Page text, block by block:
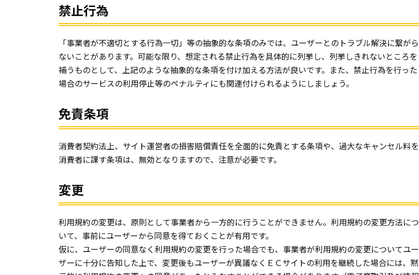
禁止行為
「事業者が不適切とする行為一切」等の抽象的な条項のみでは、ユーザーとのトラブル解決に繋がら
ないことがあります。可能な限り、想定される禁止行為を具体的に列挙し、列挙しきれないところを
補うものとして、上記のような抽象的な条項を付け加える方法が良いです。また、禁止行為を行った
場合のサービスの利用停止等のペナルティにも関連付けられるようにしましょう。
免責条項
消費者契約法上、サイト運営者の損害賠償責任を全面的に免責とする条項や、過大なキャンセル料を
消費者に課す条項は、無効となりますので、注意が必要です。
変更
利用規約の変更は、原則として事業者から一方的に行うことができません。利用規約の変更方法につ
いて、事前にユーザーから同意を得ておくことが有用です。
仮に、ユーザーの同意なく利用規約の変更を行った場合でも、事業者が利用規約の変更についてユー
ザーに十分に告知した上で、変更後もユーザーが異議なくＥＣサイトの利用を継続した場合には、黙